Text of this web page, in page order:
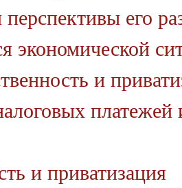
его
экономической
и
платежей
и приватизация